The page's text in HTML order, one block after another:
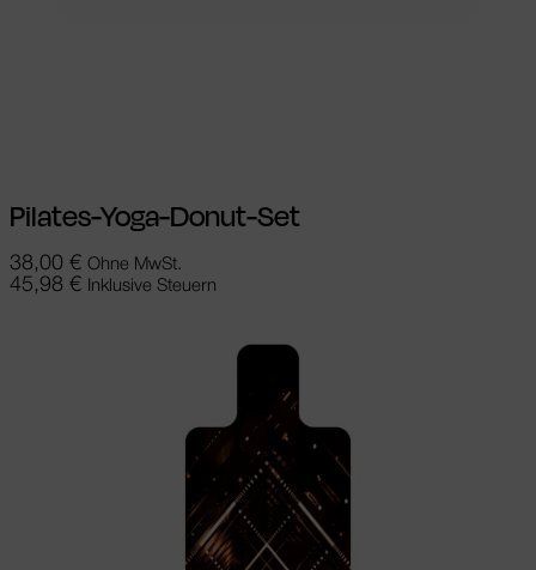
Pilates-Yoga-Donut-Set
38,00 € Ohne MwSt.
45,98 € Inklusive Steuern